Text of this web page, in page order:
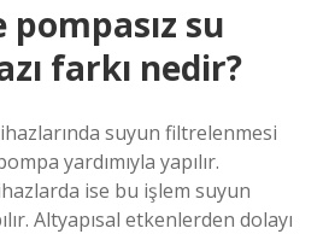
pompasız su
farkı nedir?
suyun filtrelenmesi
yardımıyla yapılır.
ise bu işlem suyun
Altyapısal etkenlerden dolayı